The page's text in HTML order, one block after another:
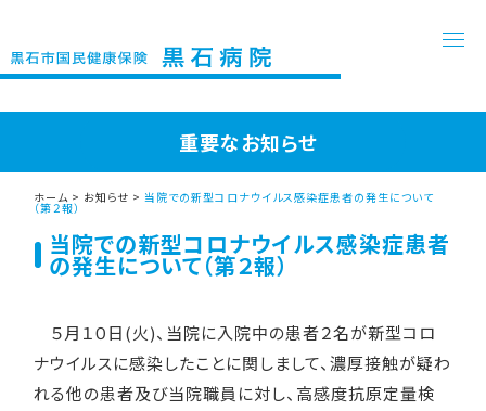
重要なお知らせ
ホーム > お知らせ >当院での新型コロナウイルス感染症患者の発生について
（第２報）
当院での新型コロナウイルス感染症患者
の発生について（第２報）
５月１０日(火)、当院に入院中の患者２名が新型コロ
ナウイルスに感染したことに関しまして、濃厚接触が疑わ
れる他の患者及び当院職員に対し、高感度抗原定量検